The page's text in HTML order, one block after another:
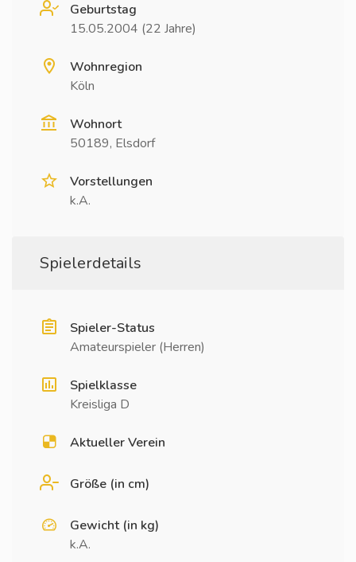
Geburtstag
15.05.2004 (22 Jahre)
Wohnregion
Köln
Wohnort
50189, Elsdorf
Vorstellungen
k.A.
Spielerdetails
Spieler-Status
Amateurspieler (Herren)
Spielklasse
Kreisliga D
Aktueller Verein
Größe (in cm)
Gewicht (in kg)
k.A.